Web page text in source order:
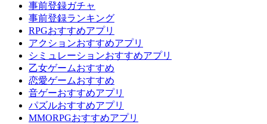
事前登録ガチャ
事前登録ランキング
RPGおすすめアプリ
アクションおすすめアプリ
シミュレーションおすすめアプリ
乙女ゲームおすすめ
恋愛ゲームおすすめ
音ゲーおすすめアプリ
パズルおすすめアプリ
MMORPGおすすめアプリ